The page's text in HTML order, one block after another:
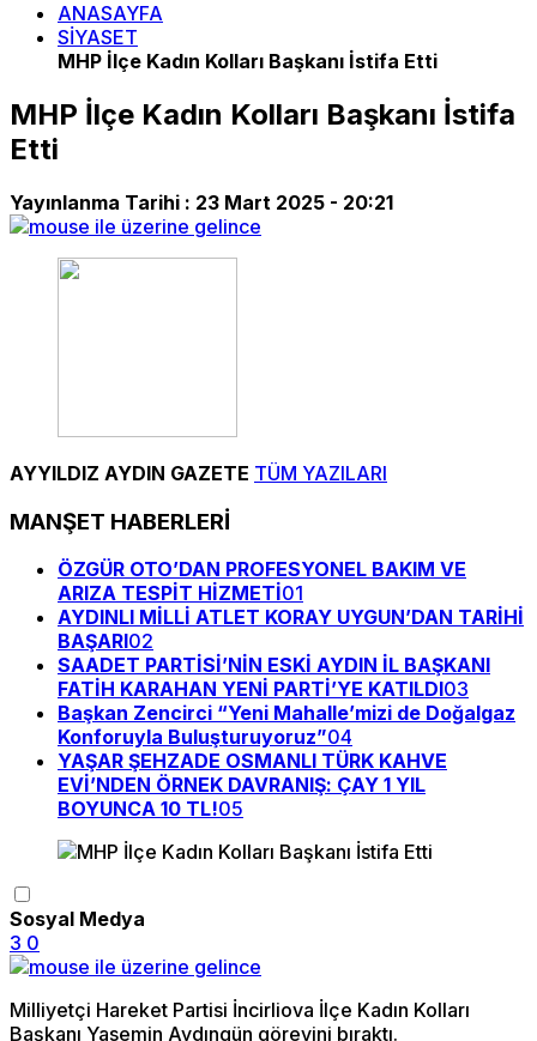
ANASAYFA
SİYASET
MHP İlçe Kadın Kolları Başkanı İstifa Etti
MHP İlçe Kadın Kolları Başkanı İstifa
Etti
Yayınlanma Tarihi : 23 Mart 2025 - 20:21
AYYILDIZ AYDIN GAZETE TÜM YAZILARI
MANŞET HABERLERİ
ÖZGÜR OTO’DAN PROFESYONEL BAKIM VE
ARIZA TESPİT HİZMETİ01
AYDINLI MİLLİ ATLET KORAY UYGUN’DAN TARİHİ
BAŞARI02
SAADET PARTİSİ’NİN ESKİ AYDIN İL BAŞKANI
FATİH KARAHAN YENİ PARTİ’YE KATILDI03
Başkan Zencirci “Yeni Mahalle’mizi de Doğalgaz
Konforuyla Buluşturuyoruz”04
YAŞAR ŞEHZADE OSMANLI TÜRK KAHVE
EVİ’NDEN ÖRNEK DAVRANIŞ: ÇAY 1 YIL
BOYUNCA 10 TL!05
Sosyal Medya
3 0
Milliyetçi Hareket Partisi İncirliova İlçe Kadın Kolları
Başkanı Yasemin Aydıngün görevini bıraktı.